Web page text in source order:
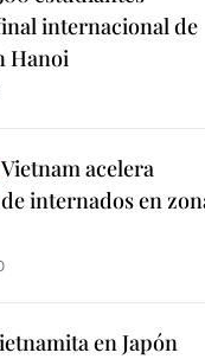
internacional de
Hanoi
Vietnam acelera
internados en
en Japón